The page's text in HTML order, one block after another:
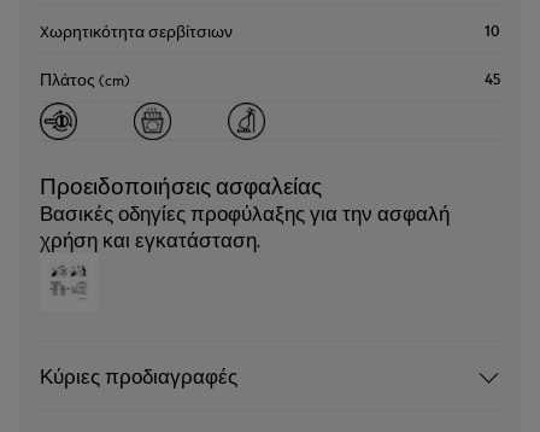
Xωρητικότητα σερβίτσιων 10
Πλάτος (cm) 45
Προειδοποιήσεις ασφαλείας
Βασικές οδηγίες προφύλαξης για την ασφαλή
χρήση και εγκατάσταση.
Κύριες προδιαγραφές